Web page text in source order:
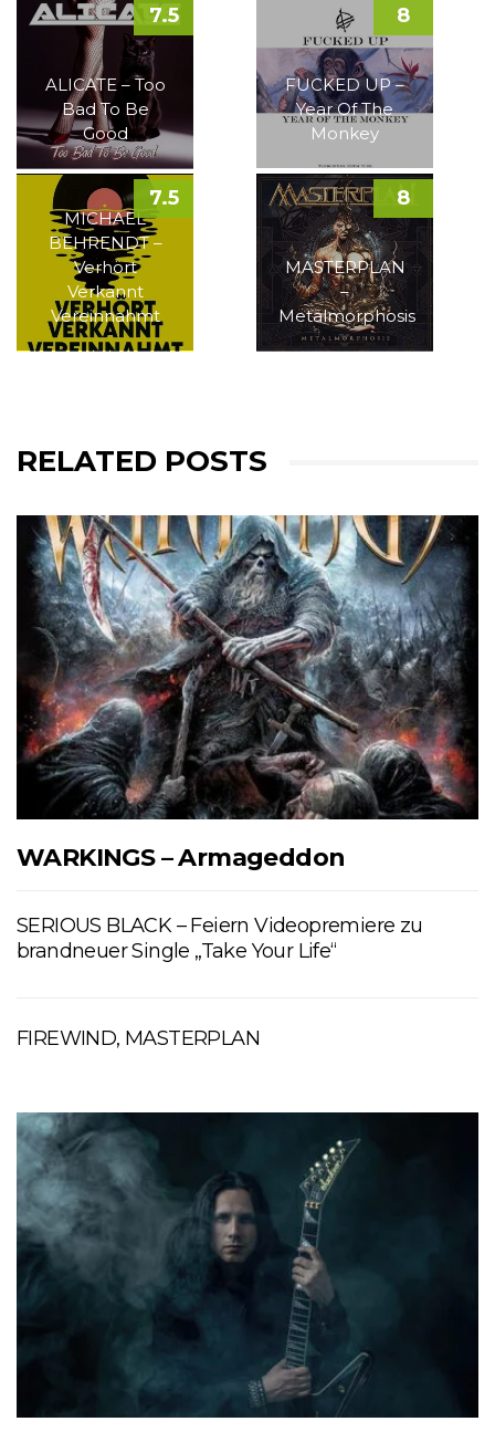
ALICATE – Too
Bad To Be
Good
7.5
FUCKED UP –
Year Of The
Monkey
8
MICHAEL
BEHRENDT –
Verhört
Verkannt
Vereinnahmt
7.5
MASTERPLAN
–
Metalmorphosis
8
RELATED POSTS
WARKINGS – Armageddon
SERIOUS BLACK – Feiern Videopremiere zu
brandneuer Single „Take Your Life“
FIREWIND, MASTERPLAN